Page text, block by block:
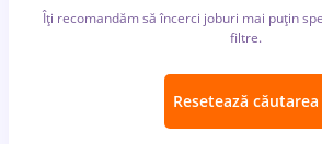
Îți recomandăm să încerci joburi mai puțin
filtre.
Resetează căutarea